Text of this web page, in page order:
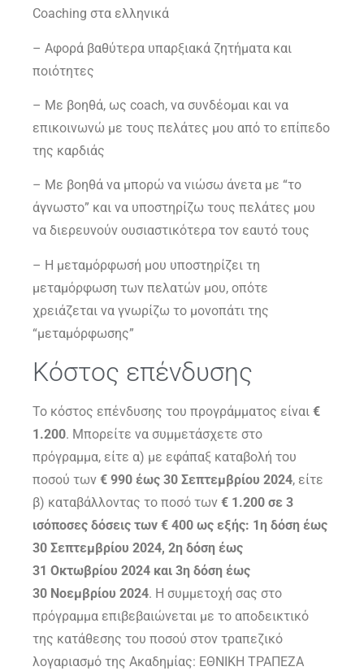
Coaching στα ελληνικά
– Αφορά βαθύτερα υπαρξιακά ζητήματα και
ποιότητες
– Με βοηθά, ως coach, να συνδέομαι και να
επικοινωνώ με τους πελάτες μου από το επίπεδο
της καρδιάς
– Με βοηθά να μπορώ να νιώσω άνετα με “το
άγνωστο” και να υποστηρίζω τους πελάτες μου
να διερευνούν ουσιαστικότερα τον εαυτό τους
– Η μεταμόρφωσή μου υποστηρίζει τη
μεταμόρφωση των πελατών μου, οπότε
χρειάζεται να γνωρίζω το μονοπάτι της
“μεταμόρφωσης”
Κόστος επένδυσης
Το κόστος επένδυσης του προγράμματος είναι €
1.200. Μπορείτε να συμμετάσχετε στο
πρόγραμμα, είτε α) με εφάπαξ καταβολή του
ποσού των € 990 έως 30 Σεπτεμβρίου 2024, είτε
β) καταβάλλοντας το ποσό των € 1.200 σε 3
ισόποσες δόσεις των € 400 ως εξής: 1η δόση έως
30 Σεπτεμβρίου 2024, 2η δόση έως
31 Οκτωβρίου 2024 και 3η δόση έως
30 Νοεμβρίου 2024. Η συμμετοχή σας στο
πρόγραμμα επιβεβαιώνεται με το αποδεικτικό
της κατάθεσης του ποσού στον τραπεζικό
λογαριασμό της Ακαδημίας: ΕΘΝΙΚΗ ΤΡΑΠΕΖΑ